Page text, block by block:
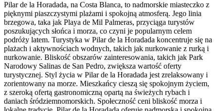
Pilar de la Horadada, na Costa Blanca, to nadmorskie miasteczko z
pięknymi piaszczystymi plażami i spokojną atmosferą. Jego linia
brzegowa, taka jak Playa de Mil Palmeras, przyciąga turystów
poszukujących słońca i morza, co czyni je popularnym celem
podróży latem. Turystyka w Pilar de la Horadada koncentruje się na
plażach i aktywnościach wodnych, takich jak nurkowanie z rurką i
nurkowanie. Bliskość obszarów zainteresowania, takich jak Park
Narodowy Salinas de San Pedro, zwiększa wartość oferty
turystycznej. Styl życia w Pilar de la Horadada jest zrelaksowany i
zorientowany na morze. Mieszkańcy cieszą się spokojnym życiem,
z szeroką ofertą gastronomiczną opartą na świeżych rybach i
daniach śródziemnomorskich. Społeczność ceni bliskość morza i